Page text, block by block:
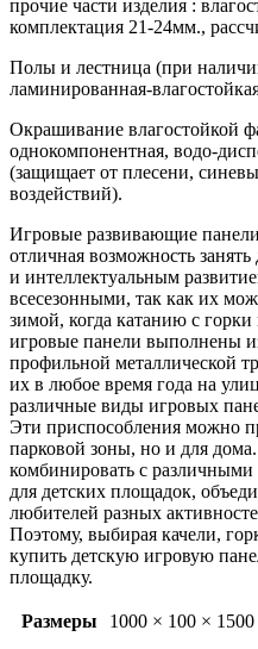
прочие части изделия :
комплектация 21-24мм.,
Полы и лестница (при
ламинированная-
Окрашивание влагостойкой
однокомпонентная, водо-
(защищает от плесени,
воздействий).
Игровые развивающие
отличная возможность
и интеллектуальным
всесезонными, так как их
зимой, когда катанию с
игровые панели выполнены
профильной металлической
их в любое время года на
различные виды игровых
Эти приспособления можно
парковой зоны, но и для
комбинировать с
для детских площадок,
любителей разных
Поэтому, выбирая качели,
купить детскую игровую
площадку.
Размеры 1000 × 100 ×